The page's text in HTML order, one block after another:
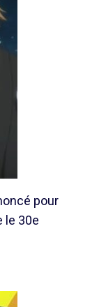
pour
le 30e